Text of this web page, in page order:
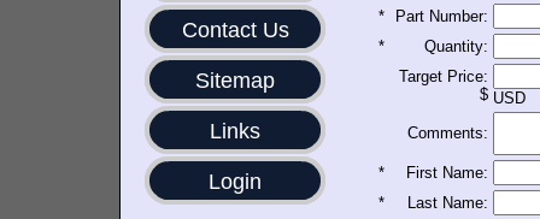
Contact Us
Sitemap
Links
Login
*
Part Number:
*
Quantity:
Target Price:
$ USD
Comments:
*
First Name:
*
Last Name: